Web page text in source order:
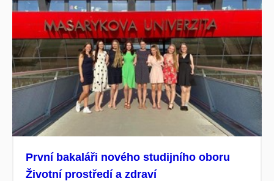
První bakaláři nového studijního oboru
Životní prostředí a zdraví